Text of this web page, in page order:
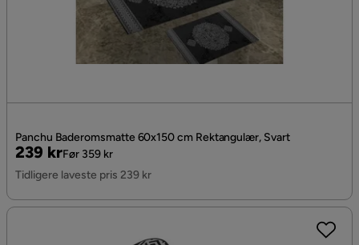
Panchu Baderomsmatte 60x150 cm Rektangulær, Svart
Pris
239 kr
Original
Pris
Før 359 kr
Tidligere laveste pris 239 kr